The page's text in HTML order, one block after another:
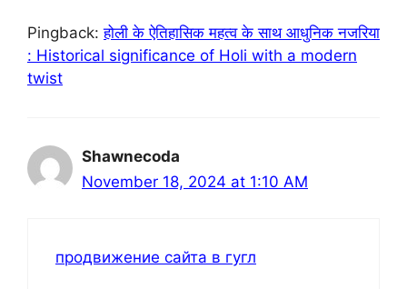
Pingback:होली के ऐतिहासिक महत्व के साथ आधुनिक नजरिया
: Historical significance of Holi with a modern
twist
Shawnecoda
November 18, 2024 at 1:10 AM
продвижение сайта в гугл